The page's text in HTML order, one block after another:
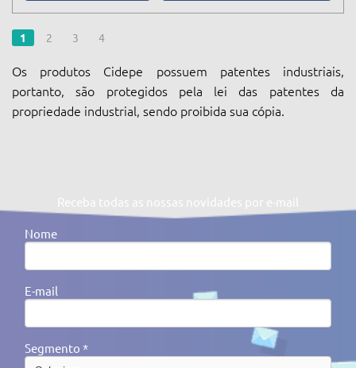
1 2 3 4
Os produtos Cidepe possuem patentes industriais,
portanto, são protegidos pela lei das patentes da
propriedade industrial, sendo proibida sua cópia.
Receba todas as nossas novidades por e-mail
Nome
E-mail
Segmento *